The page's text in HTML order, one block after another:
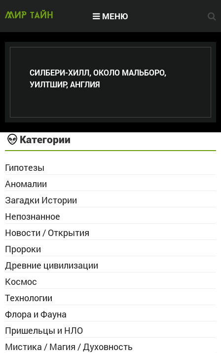
МИР тайн МЕНЮ
СИЛБЕРИ-ХИЛЛ, ОКОЛО МАЛЬБОРО,
УИЛТШИР, АНГЛИЯ
Категории
Гипотезы
Аномалии
Загадки Истории
Непознанное
Новости / Открытия
Пророки
Древние цивилизации
Космос
Технологии
Флора и Фауна
Пришельцы и НЛО
Мистика / Магия / Духовность